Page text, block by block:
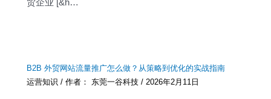
贸企业 [&h…
B2B 外贸网站流量推广怎么做？从策略到优化的实战指南
运营知识 / 作者： 东莞一谷科技/ 2026年2月11日